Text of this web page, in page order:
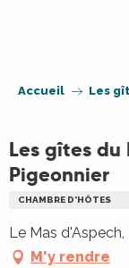
Accueil Les
Les gîtes du
Pigeonnier
CHAMBRE D'HÔTES
Le Mas
M'y rendre